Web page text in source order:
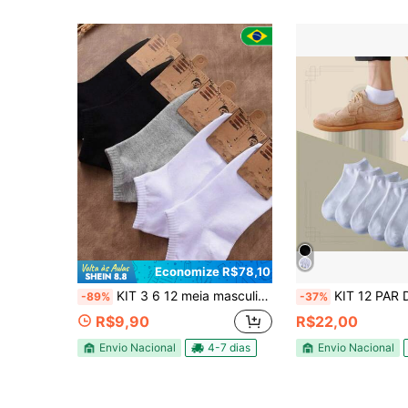
Economize R$78,10
-89% KIT 3 6 12 meia masculina social unisex algudao e poliester 40-46
R$9,90
Envio Nacional 4-7 dias
-37% KIT 12 PAR DE MEIA MASCULINO
R$22,00
Envio Nacional